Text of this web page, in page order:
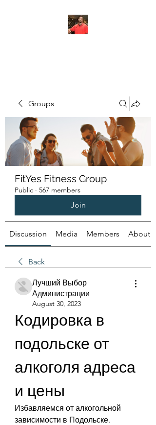
Groups
FitYes Fitness Group
Public · 567 members
Join
Discussion Media Members About
Back
Лучший Выбор
Администрации
August 30, 2023
Кодировка в
подольске от
алкоголя адреса
и цены
Избавляемся от алкогольной
зависимости в Подольске.